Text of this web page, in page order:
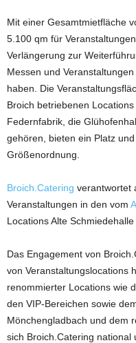
Mit einer Gesamtmietfläche
5.100 qm für
Verlängerung zur
Messen und
haben. Die
Broich betriebenen
Federnfabrik, die
gehören, bieten ein Platz
Größenordnung.
Broich.Catering verantwortet
Veranstaltungen in den vom
Locations Alte
Das Engagement von
von Veranstaltungslocations
renommierter Locations wie
den VIP-Bereichen sowie
Mönchengladbach und dem
sich Broich.Catering national